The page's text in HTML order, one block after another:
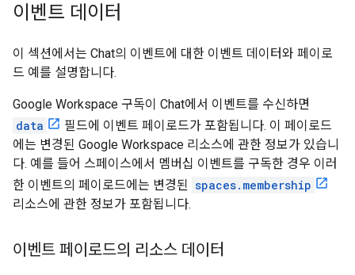
이벤트 데이터
이 섹션에서는 Chat의 이벤트에 대한 이벤트 데이터와 페이로
드 예를 설명합니다.
Google Workspace 구독이 Chat에서 이벤트를 수신하면
data
필드에 이벤트 페이로드가 포함됩니다. 이 페이로드
에는 변경된 Google Workspace 리소스에 관한 정보가 있습니
다. 예를 들어 스페이스에서 멤버십 이벤트를 구독한 경우 이러
한 이벤트의 페이로드에는 변경된 spaces.membership
리소스에 관한 정보가 포함됩니다.
이벤트 페이로드의 리소스 데이터